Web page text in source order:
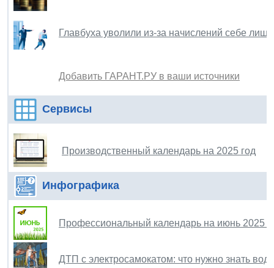
Главбуха уволили из-за начислений себе
Добавить ГАРАНТ.РУ в ваши источники
Сервисы
Производственный календарь на 2025 год
Инфографика
Профессиональный календарь на июнь 2025
ДТП с электросамокатом: что нужно знать